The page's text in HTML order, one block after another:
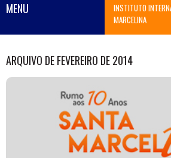
INSTITUTO
MARCELINA
MENU
ARQUIVO DE FEVEREIRO DE 2014